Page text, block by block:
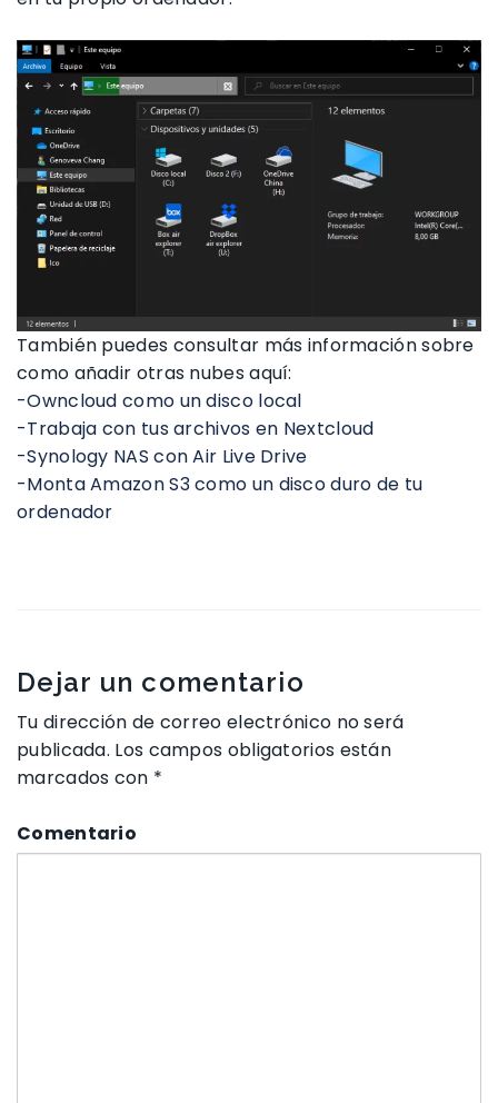
También puedes consultar más información sobre
como añadir otras nubes aquí:
-Owncloud como un disco local
-Trabaja con tus archivos en Nextcloud
-Synology NAS con Air Live Drive
-Monta Amazon S3 como un disco duro de tu
ordenador
Dejar un comentario
Tu dirección de correo electrónico no será
publicada. Los campos obligatorios están
marcados con *
Comentario